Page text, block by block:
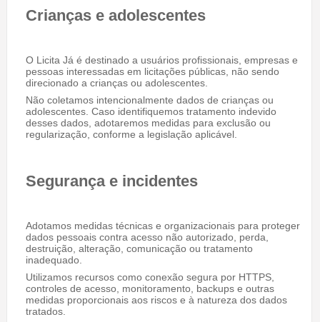
Crianças e adolescentes
O Licita Já é destinado a usuários profissionais, empresas e
pessoas interessadas em licitações públicas, não sendo
direcionado a crianças ou adolescentes.
Não coletamos intencionalmente dados de crianças ou
adolescentes. Caso identifiquemos tratamento indevido
desses dados, adotaremos medidas para exclusão ou
regularização, conforme a legislação aplicável.
Segurança e incidentes
Adotamos medidas técnicas e organizacionais para proteger
dados pessoais contra acesso não autorizado, perda,
destruição, alteração, comunicação ou tratamento
inadequado.
Utilizamos recursos como conexão segura por HTTPS,
controles de acesso, monitoramento, backups e outras
medidas proporcionais aos riscos e à natureza dos dados
tratados.